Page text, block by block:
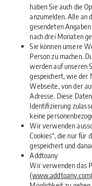
haben Sie auch die
anzumelden. Alle an
gesendeten
nach drei Monaten
Sie können unsere
Person zu machen.
werden auf unseren
gespeichert, wie der
Webseite, von der
Adresse. Diese
Identifizierung
keine
Wir verwenden
Cookies“, die nur für
gespeichert und
Addtoany
Wir verwenden das
(